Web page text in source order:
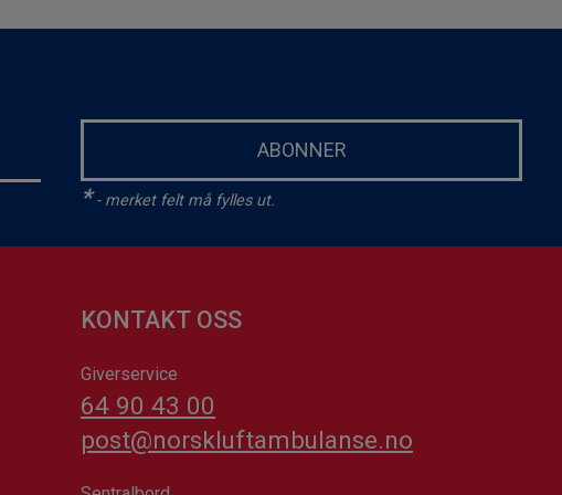
ABONNER
*- merket felt må fylles ut.
KONTAKT OSS
Giverservice
64 90 43 00
post@norskluftambulanse.no